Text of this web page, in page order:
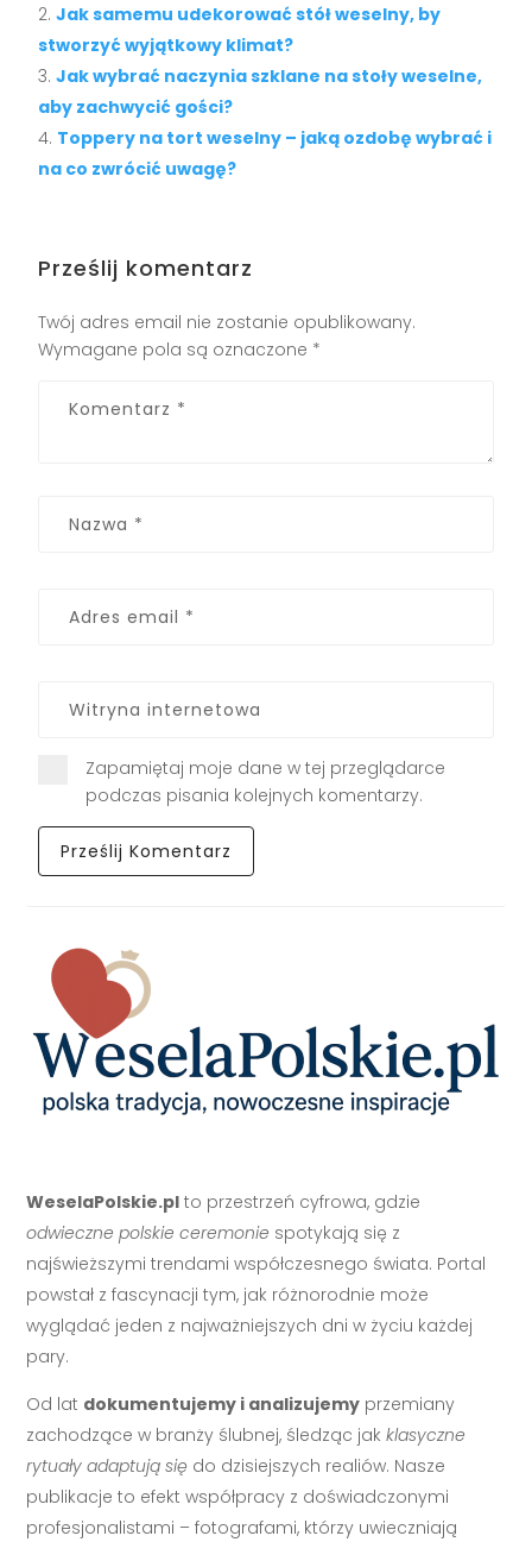
Jak samemu udekorować stół weselny, by
stworzyć wyjątkowy klimat?
Jak wybrać naczynia szklane na stoły weselne,
aby zachwycić gości?
Toppery na tort weselny – jaką ozdobę wybrać i
na co zwrócić uwagę?
Prześlij komentarz
Twój adres email nie zostanie opublikowany.
Wymagane pola są oznaczone *
Zapamiętaj moje dane w tej przeglądarce
podczas pisania kolejnych komentarzy.
WeselaPolskie.pl to przestrzeń cyfrowa, gdzie
odwieczne polskie ceremonie spotykają się z
najświeższymi trendami współczesnego świata. Portal
powstał z fascynacji tym, jak różnorodnie może
wyglądać jeden z najważniejszych dni w życiu każdej
pary.
Od lat dokumentujemy i analizujemy przemiany
zachodzące w branży ślubnej, śledząc jakklasyczne
rytuały adaptują się do dzisiejszych realiów. Nasze
publikacje to efekt współpracy z doświadczonymi
profesjonalistami – fotografami, którzy uwieczniają